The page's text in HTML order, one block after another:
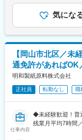
年には、防災・
ドとして販売。
の構築を行い、
た、同年には省
工場や紙加工場
案を展開。製販一
値向上に取り組ん
変更の範囲：本文
らご提案)
・新商品企画（
客様のニーズに
レットペーパー
は加工製品に力を
価値の高い商品
またコロナの影響
■研修について
まずは入社後商
業務を体験いた
でお客様や営業の
■組織構成
給与補足＞■賞
月／実績による
ます。月給(月額)
気にな
【岡山市北区／未
通免許があれば
明和製紙原料株式会社
正社員 転勤なし 職
仕事内容
◆未経験歓迎！普
残業月平均7時間